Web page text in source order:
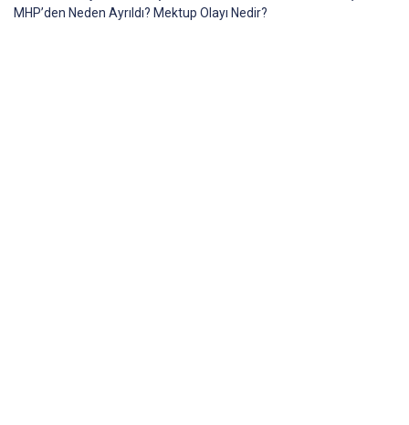
MHP’den Neden Ayrıldı? Mektup Olayı Nedir?